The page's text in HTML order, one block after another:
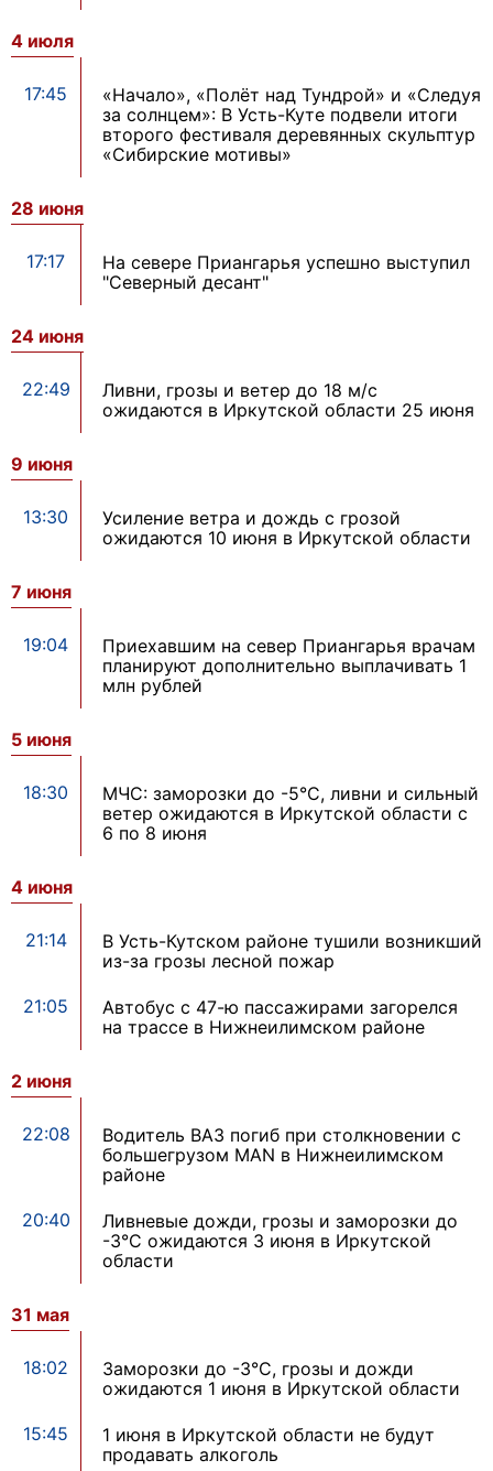
4 июля
17:45
«Начало», «Полёт над Тундрой» и «Следуя
за солнцем»: В Усть-Куте подвели итоги
второго фестиваля деревянных скульптур
«Сибирские мотивы»
28 июня
17:17
На севере Приангарья успешно выступил
"Северный десант"
24 июня
22:49
Ливни, грозы и ветер до 18 м/с
ожидаются в Иркутской области 25 июня
9 июня
13:30
Усиление ветра и дождь с грозой
ожидаются 10 июня в Иркутской области
7 июня
19:04
Приехавшим на север Приангарья врачам
планируют дополнительно выплачивать 1
млн рублей
5 июня
18:30
МЧС: заморозки до -5°С, ливни и сильный
ветер ожидаются в Иркутской области с
6 по 8 июня
4 июня
21:14
В Усть-Кутском районе тушили возникший
из-за грозы лесной пожар
21:05
Автобус с 47-ю пассажирами загорелся
на трассе в Нижнеилимском районе
2 июня
22:08
Водитель ВАЗ погиб при столкновении с
большегрузом MAN в Нижнеилимском
районе
20:40
Ливневые дожди, грозы и заморозки до
-3°С ожидаются 3 июня в Иркутской
области
31 мая
18:02
Заморозки до -3°С, грозы и дожди
ожидаются 1 июня в Иркутской области
15:45
1 июня в Иркутской области не будут
продавать алкоголь